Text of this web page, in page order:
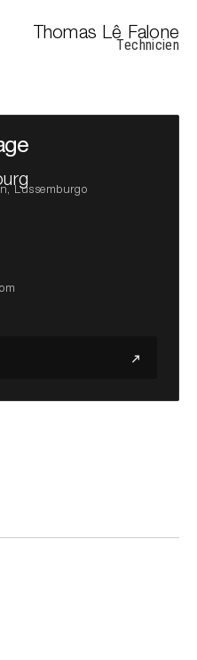
Thomas Lê Falone
Technicien
Lussemburgo